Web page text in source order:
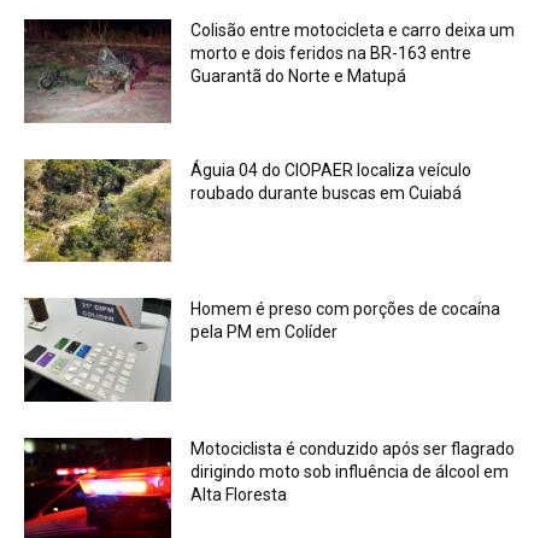
Colisão entre motocicleta e carro deixa um
morto e dois feridos na BR-163 entre
Guarantã do Norte e Matupá
Águia 04 do CIOPAER localiza veículo
roubado durante buscas em Cuiabá
Homem é preso com porções de cocaína
pela PM em Colíder
Motociclista é conduzido após ser flagrado
dirigindo moto sob influência de álcool em
Alta Floresta